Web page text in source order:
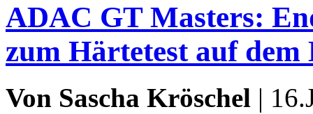
ADAC GT Masters:
zum Härtetest auf
Von Sascha Kröschel |